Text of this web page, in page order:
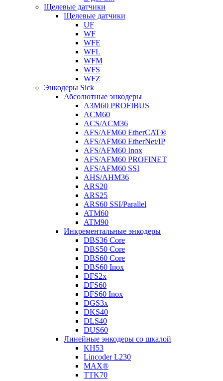
Щелевые датчики
Щелевые датчики
UF
WF
WFE
WFL
WFM
WFS
WFZ
Энкодеры Sick
Абсолютные энкодеры
A3M60 PROFIBUS
ACM60
ACS/ACM36
AFS/AFM60 EtherCAT®
AFS/AFM60 EtherNet/IP
AFS/AFM60 Inox
AFS/AFM60 PROFINET
AFS/AFM60 SSI
AHS/AHM36
ARS20
ARS25
ARS60 SSI/Parallel
ATM60
ATM90
Инкрементальные энкодеры
DBS36 Core
DBS50 Core
DBS60 Core
DBS60 Inox
DFS2x
DFS60
DFS60 Inox
DGS3x
DKS40
DLS40
DUS60
Линейные энкодеры со шкалой
KH53
Lincoder L230
MAX®
TTK70